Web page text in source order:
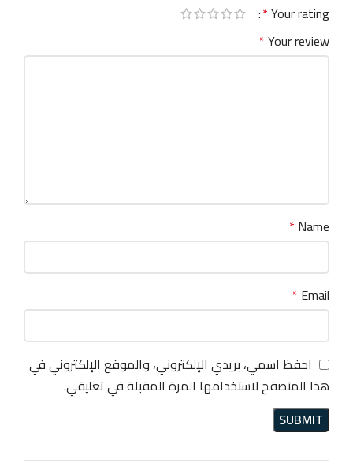
Your rating
*
Your review
*
Name
*
Email
*
احفظ اسمي، بريدي الإلكتروني، والموقع الإلكتروني في
هذا المتصفح لاستخدامها المرة المقبلة في تعليقي.